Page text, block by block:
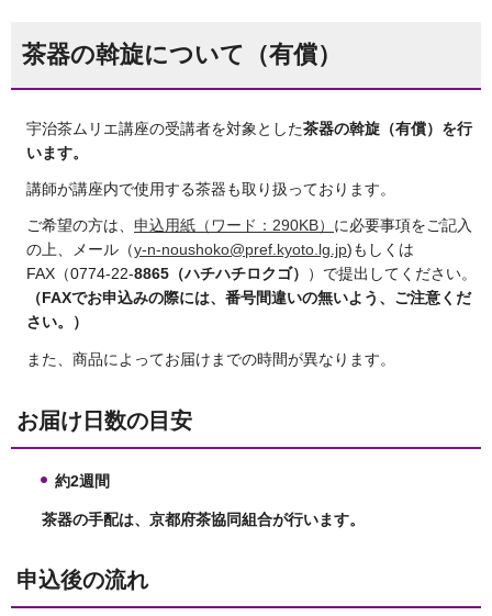
茶器の斡旋について（有償）
宇治茶ムリエ講座の受講者を対象とした茶器の斡旋（有償）を行
います。
講師が講座内で使用する茶器も取り扱っております。
ご希望の方は、 申込用紙（ワード：290KB） に必要事項をご記入
の上、メール（y-n-noushoko@pref.kyoto.lg.jp)もしくは
FAX（0774-22-8865（ハチハチロクゴ）
）で提出してください。
（FAXでお申込みの際には、番号間違いの無いよう、ご注意くだ
さい。）
また、商品によってお届けまでの時間が異なります。
お届け日数の目安
約2週間
茶器の手配は、京都府茶協同組合が行います。
申込後の流れ